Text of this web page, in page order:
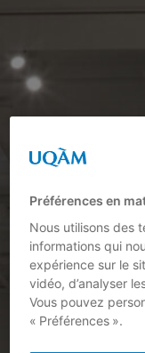
Préférences en
Nous utilisons des
informations qui
expérience sur le
vidéo, d’analyser
Vous pouvez
« Préférences ».